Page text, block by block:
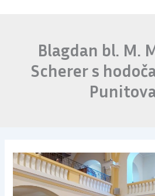
Blagdan bl. M.
Scherer s